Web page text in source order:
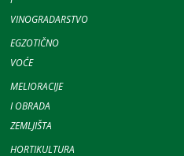
VINOGRADARSTVO
EGZOTIČNO
VOĆE
MELIORACIJE
I OBRADA
ZEMLJIŠTA
HORTIKULTURA